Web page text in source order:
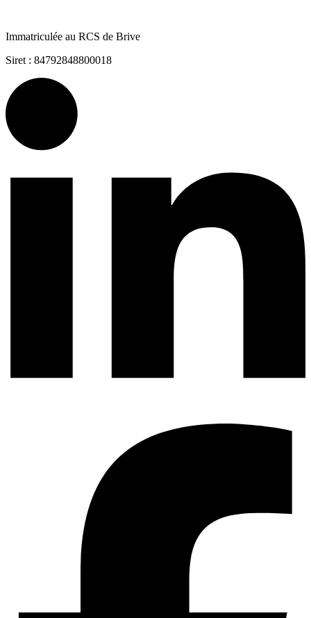
Immatriculée au RCS de Brive
Siret : 84792848800018